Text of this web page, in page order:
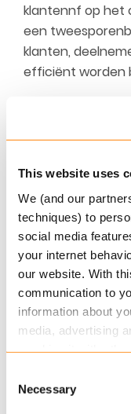
This website uses
We (and our
techniques) to
social media
your internet
our website. With
communication to
information about
media, advertising
services.
Selection
Necessary
klantennf op het
een
klanten,
efficiënt worden
5.
Streef naar een
en hun
deelnemer voor
een
beschikbaar
operationele
6. Zorg voor